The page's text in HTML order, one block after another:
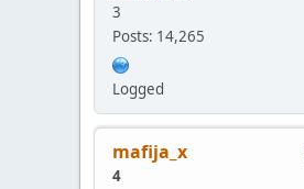
3
Posts: 14,265
Logged
mafija_x
4